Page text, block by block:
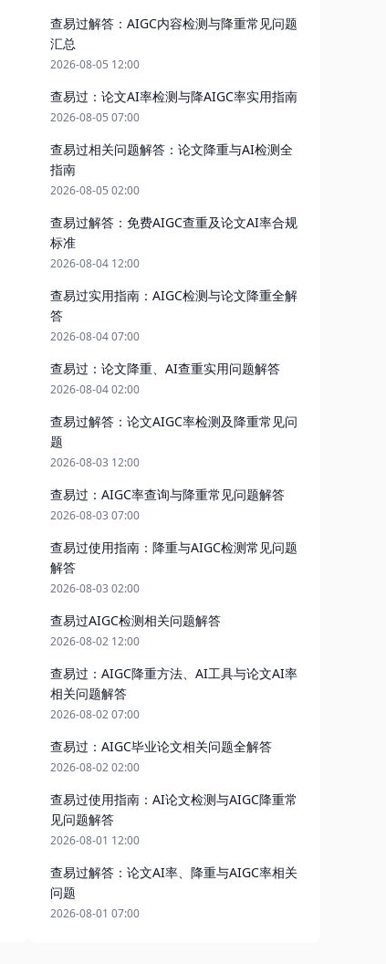
查易过解答：AIGC内容检测与降重常见问题
汇总
2026-08-05 12:00
查易过：论文AI率检测与降AIGC率实用指南
2026-08-05 07:00
查易过相关问题解答：论文降重与AI检测全
指南
2026-08-05 02:00
查易过解答：免费AIGC查重及论文AI率合规
标准
2026-08-04 12:00
查易过实用指南：AIGC检测与论文降重全解
答
2026-08-04 07:00
查易过：论文降重、AI查重实用问题解答
2026-08-04 02:00
查易过解答：论文AIGC率检测及降重常见问
题
2026-08-03 12:00
查易过：AIGC率查询与降重常见问题解答
2026-08-03 07:00
查易过使用指南：降重与AIGC检测常见问题
解答
2026-08-03 02:00
查易过AIGC检测相关问题解答
2026-08-02 12:00
查易过：AIGC降重方法、AI工具与论文AI率
相关问题解答
2026-08-02 07:00
查易过：AIGC毕业论文相关问题全解答
2026-08-02 02:00
查易过使用指南：AI论文检测与AIGC降重常
见问题解答
2026-08-01 12:00
查易过解答：论文AI率、降重与AIGC率相关
问题
2026-08-01 07:00